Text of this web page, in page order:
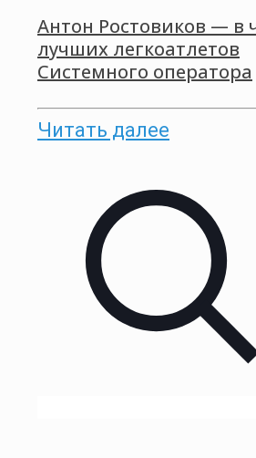
Антон Ростовиков — в
лучших легкоатлетов
Системного оператора
Читать далее